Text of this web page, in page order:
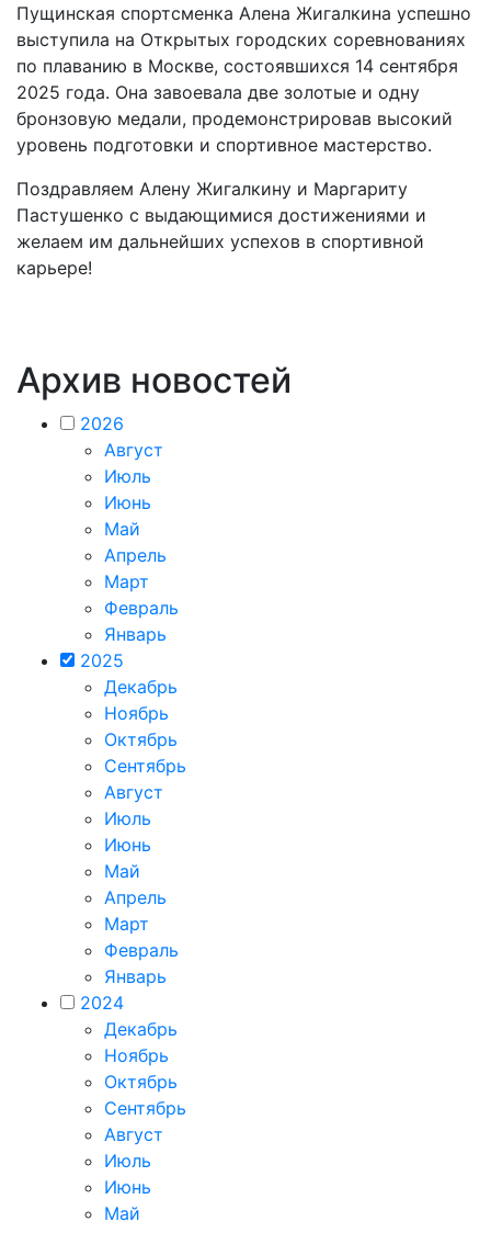
Пущинская спортсменка Алена Жигалкина успешно
выступила на Открытых городских соревнованиях
по плаванию в Москве, состоявшихся 14 сентября
2025 года. Она завоевала две золотые и одну
бронзовую медали, продемонстрировав высокий
уровень подготовки и спортивное мастерство.
Поздравляем Алену Жигалкину и Маргариту
Пастушенко с выдающимися достижениями и
желаем им дальнейших успехов в спортивной
карьере!
Архив новостей
2026
Август
Июль
Июнь
Май
Апрель
Март
Февраль
Январь
2025
Декабрь
Ноябрь
Октябрь
Сентябрь
Август
Июль
Июнь
Май
Апрель
Март
Февраль
Январь
2024
Декабрь
Ноябрь
Октябрь
Сентябрь
Август
Июль
Июнь
Май